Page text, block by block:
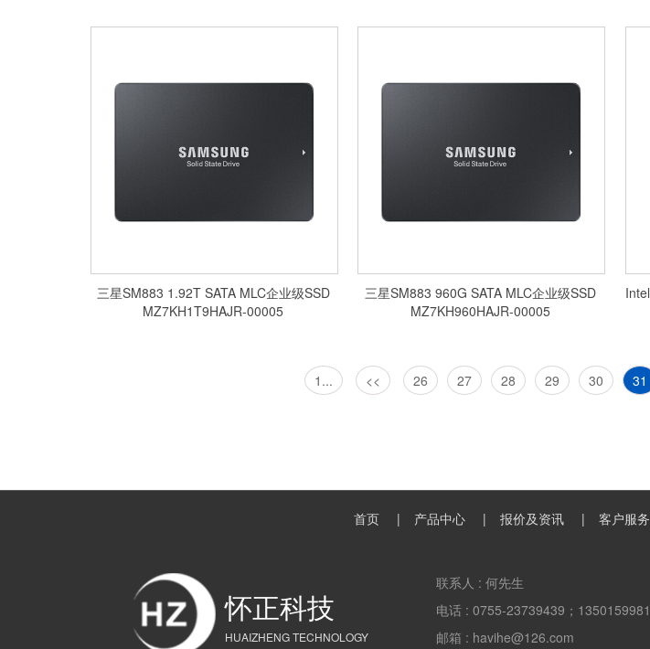
三星SM883 1.92T SATA MLC企业级SSD
MZ7KH1T9HAJR-00005
三星SM883 960G SATA MLC企业级SSD
MZ7KH960HAJR-00005
Intel
1... << 26 27 28 29 30 31
首页 产品中心 报价及资讯 客户服务
怀正科技
HUAIZHENG TECHNOLOGY
联系人 : 何先生
电话 : 0755-23739439；
邮箱 : havihe@126.com